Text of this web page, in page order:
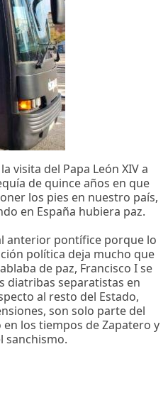
visita del Papa León XIV a
de quince años en que
los pies en nuestro país,
en España hubiera paz.
anterior pontífice porque lo
política deja mucho que
de paz, Francisco I se
diatribas separatistas en
al resto del Estado,
son solo parte del
los tiempos de Zapatero y
sanchismo.